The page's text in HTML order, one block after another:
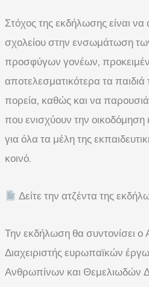
Στόχος της εκδήλωσης είναι να
σχολείου στην ενσωμάτωση
προσφύγων γονέων,
αποτελεσματικότερα τα παιδιά
πορεία, καθώς και να
που ενισχύουν την οικοδόμηση
για όλα τα μέλη της
κοινό.
Δείτε την ατζέντα της
Την εκδήλωση θα συντονίσει ο
Διαχειριστής ευρωπαϊκών
Ανθρωπίνων και Θεμελιωδών